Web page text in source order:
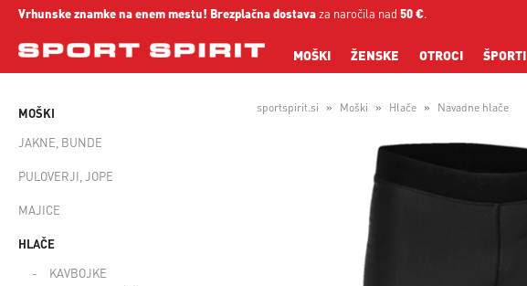
Vrhunske znamke na enem mestu! Brezplačna dostavaza naročila nad 50 €.
MOŠKI ŽENSKE OTROCI ŠPORTI
MOŠKI
JAKNE, BUNDE
PULOVERJI, JOPE
MAJICE
HLAČE
KAVBOJKE
sportspirit.si Moški Hlače Navadne hlače